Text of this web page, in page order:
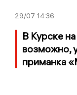
29/07 14:36
В Курске
возможно,
приманка